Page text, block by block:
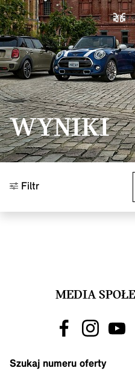
Przejdź do głównej treści
WYNIKI
Filtr
MEDIA
Szukaj numeru oferty